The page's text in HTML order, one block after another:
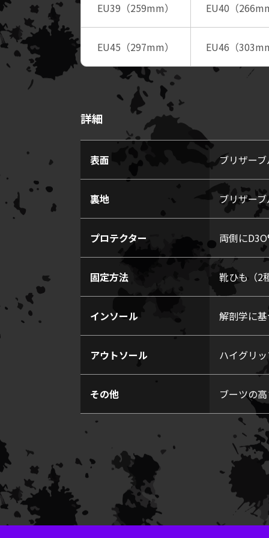
EU39（259mm） EU40（
EU45（297mm） EU46（
詳細
表面 ブリザー
裏地 ブリザー
プロテクター 両側に
固定方法 靴ひも（2
インソール 解剖学に
アウトソール ハイグリ
その他 ブーツの